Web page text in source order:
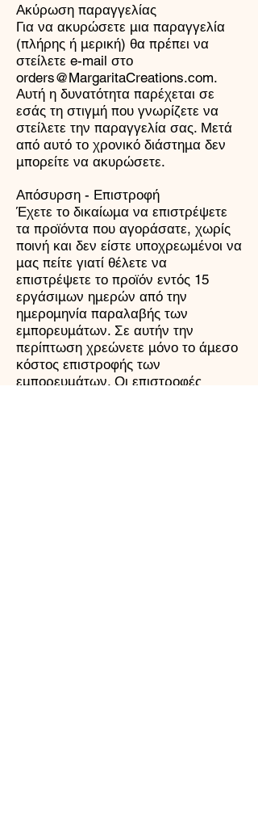
Ακύρωση παραγγελίας
Για να ακυρώσετε μια παραγγελία
(πλήρης ή μερική) θα πρέπει να
στείλετε e-mail στο
orders@MargaritaCreations.com.
Αυτή η δυνατότητα παρέχεται σε
εσάς τη στιγμή που γνωρίζετε να
στείλετε την παραγγελία σας. Μετά
από αυτό το χρονικό διάστημα δεν
μπορείτε να ακυρώσετε.
Απόσυρση - Επιστροφή
Έχετε το δικαίωμα να επιστρέψετε
τα προϊόντα που αγοράσατε, χωρίς
ποινή και δεν είστε υποχρεωμένοι να
μας πείτε γιατί θέλετε να
επιστρέψετε το προϊόν εντός 15
εργάσιμων ημερών από την
ημερομηνία παραλαβής των
εμπορευμάτων. Σε αυτήν την
περίπτωση χρεώνετε μόνο το άμεσο
κόστος επιστροφής των
εμπορευμάτων. Οι επιστροφές